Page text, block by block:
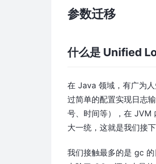
参数迁移
什么是 Unified
在 Java 领域，有广为
过简单的配置实现日志
号、时间等），在 JVM
大一统，这就是我们接
我们接触最多的是 gc